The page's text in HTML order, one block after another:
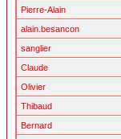
Pierre-Alain
alain.besancon
sanglier
Claude
Olivier
Thibaud
Bernard